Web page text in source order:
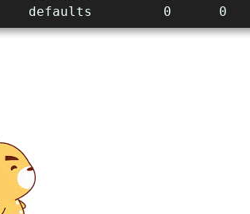
defaults         0      0